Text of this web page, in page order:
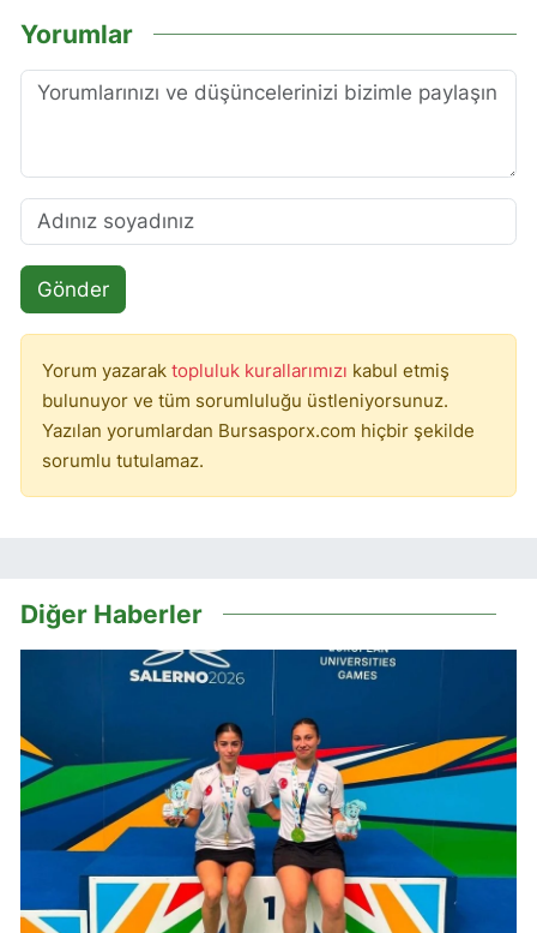
Yorumlar
Gönder
Yorum yazarak topluluk kurallarımızı kabul etmiş
bulunuyor ve tüm sorumluluğu üstleniyorsunuz.
Yazılan yorumlardan Bursasporx.com hiçbir şekilde
sorumlu tutulamaz.
Diğer Haberler